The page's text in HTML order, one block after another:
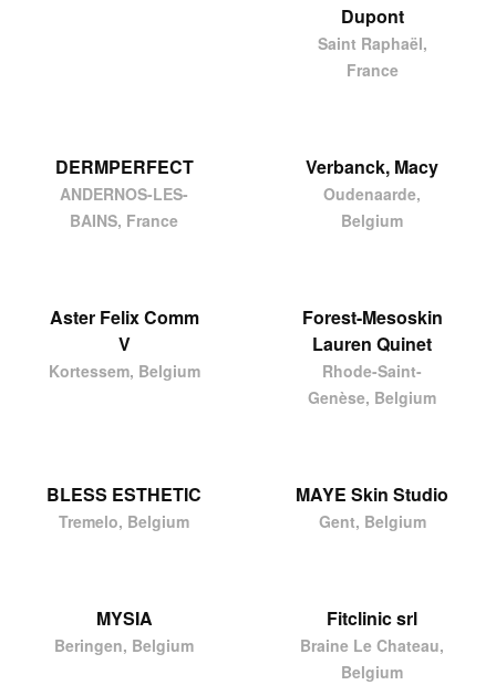
Dupont
Saint Raphaël,
France
DERMPERFECT
ANDERNOS-LES-
BAINS, France
Verbanck, Macy
Oudenaarde,
Belgium
Aster Felix Comm
V
Kortessem, Belgium
Forest-Mesoskin
Lauren Quinet
Rhode-Saint-
Genèse, Belgium
BLESS ESTHETIC
Tremelo, Belgium
MAYE Skin Studio
Gent, Belgium
MYSIA
Beringen, Belgium
Fitclinic srl
Braine Le Chateau,
Belgium